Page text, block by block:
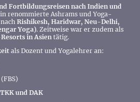
Fortbildungsreisen nach Indien und
renommierte Ashrams und Yoga-
Rishikesh, Haridwar, Neu-Delhi,
Yoga). Zeitweise war er zudem als
in Asientätig.
als Dozent und Yogalehrer an:
und DAK